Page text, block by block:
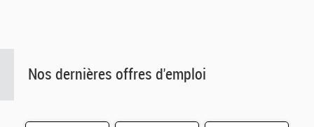
Nos dernières offres d'emploi